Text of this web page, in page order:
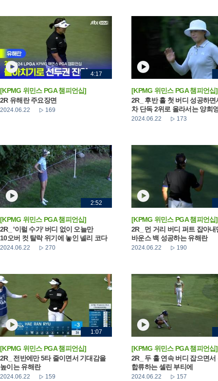
4:17
[KPMG 위민스 PGA 챔피언십]
2R 유해란 주요장면
2024.06.22 169
[KPMG 위민스 PGA 챔피언십]
2R_ 후반 홀 첫 버디 성공하면
차 단독 2위로 올라서는 양희
2024.06.22 173
2:52
[KPMG 위민스 PGA 챔피언십]
2R_ '이럴 수가' 버디 없이 오늘만
10오버 컷 탈락 위기에 놓인 넬리 코다
2024.06.22 270
[KPMG 위민스 PGA 챔피언십]
2R_ 먼 거리 버디 퍼트 잡아내
바운스 백 성공하는 유해란
2024.06.22 190
1:07
[KPMG 위민스 PGA 챔피언십]
2R_ 전반에만 5타 줄이면서 기대감을
높이는 유해란
2024.06.22 159
[KPMG 위민스 PGA 챔피언십]
2R_ 두 홀 연속 버디 잡으면서
합류하는 셀린 부티에
2024.06.22 157